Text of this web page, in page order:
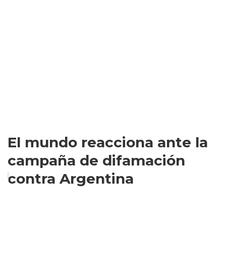
El mundo reacciona ante la
campaña de difamación
contra Argentina